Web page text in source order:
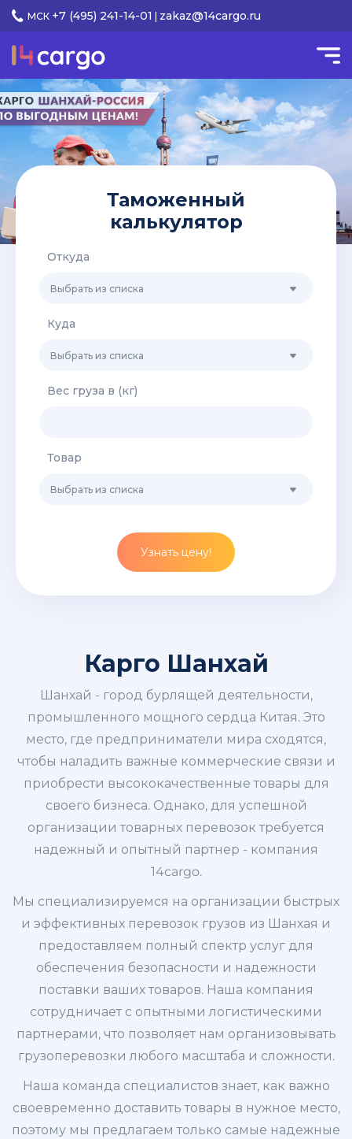
МСК +7 (495) 241-14-01 zakaz@14cargo.ru
Таможенный
калькулятор
Откуда
Выбрать из списка
Куда
Выбрать из списка
Вес груза в (кг)
Товар
Выбрать из списка
Узнать цену!
Карго Шанхай
Шанхай - город бурлящей деятельности,
промышленного мощного сердца Китая. Это
место, где предприниматели мира сходятся,
чтобы наладить важные коммерческие связи и
приобрести высококачественные товары для
своего бизнеса. Однако, для успешной
организации товарных перевозок требуется
надежный и опытный партнер - компания
14cargo.
Мы специализируемся на организации быстрых
и эффективных перевозок грузов из Шанхая и
предоставляем полный спектр услуг для
обеспечения безопасности и надежности
поставки ваших товаров. Наша компания
сотрудничает с опытными логистическими
партнерами, что позволяет нам организовывать
грузоперевозки любого масштаба и сложности.
Наша команда специалистов знает, как важно
своевременно доставить товары в нужное место,
поэтому мы предлагаем только самые надежные